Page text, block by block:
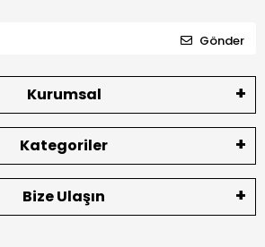
Gönder
Kurumsal
Kategoriler
Bize Ulaşın